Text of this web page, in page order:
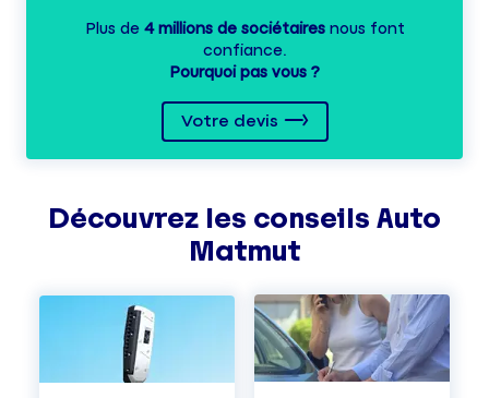
Plus de 4 millions de sociétairesnous font
confiance.
Pourquoi pas vous ?
Votre devis
Découvrez les conseils Auto
Matmut